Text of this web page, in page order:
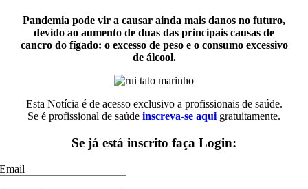
Pandemia pode vir a causar ainda mais danos no futuro,
devido ao aumento de duas das principais causas de
cancro do fígado: o excesso de peso e o consumo excessivo
de álcool.
Esta Notícia é de acesso exclusivo a profissionais de saúde.
Se é profissional de saúde inscreva-se aqui gratuitamente.
Se já está inscrito faça Login:
Email